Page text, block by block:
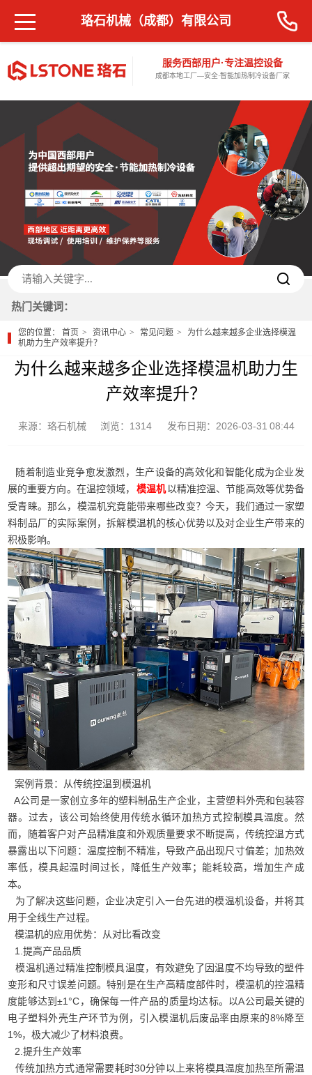
服务西部用户·专注温控设备
成都本地工厂—安全·智能加热制冷设备厂家
珞石机械（成都）有限公司
热门关键词：
您的位置：首页 资讯中心 常见问题
为什么越来越多企业选择模温
机助力生产效率提升？
为什么越来越多企业选择模温机助力生
产效率提升？
来源：珞石机械 浏览：1314 发布日期：2026-03-31 08:44
随着制造业竞争愈发激烈，生产设备的高效化和智能化成为企业发
展的重要方向。在温控领域，
模温机以精准控温、节能高效等优势备
受青睐。那么，模温机究竟能带来哪些改变？今天，我们通过一家塑
料制品厂的实际案例，拆解模温机的核心优势以及对企业生产带来的
积极影响。
案例背景：从传统控温到模温机
A公司是一家创立多年的塑料制品生产企业，主营塑料外壳和包装容
器。过去，该公司始终使用传统水循环加热方式控制模具温度。然
而，随着客户对产品精准度和外观质量要求不断提高，传统控温方式
暴露出以下问题：温度控制不精准，导致产品出现尺寸偏差；加热效
率低，模具起温时间过长，降低生产效率；能耗较高，增加生产成
本。
为了解决这些问题，企业决定引入一台先进的模温机设备，并将其
用于全线生产过程。
模温机的应用优势：从对比看改变
1.提高产品品质
模温机通过精准控制模具温度，有效避免了因温度不均导致的塑件
变形和尺寸误差问题。特别是在生产高精度部件时，模温机的控温精
度能够达到±1°C，确保每一件产品的质量均达标。以A公司最关键的
电子塑料外壳生产环节为例，引入模温机后废品率由原来的8%降至
1%，极大减少了材料浪费。
2.提升生产效率
传统加热方式通常需要耗时30分钟以上来将模具温度加热至所需温